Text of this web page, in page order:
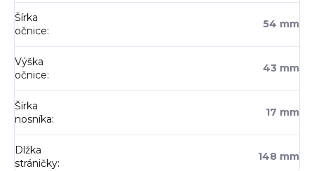
Šírka
očnice:
54 mm
Výška
očnice:
43 mm
Šírka
nosníka:
17 mm
Dlžka
stráničky:
148 mm